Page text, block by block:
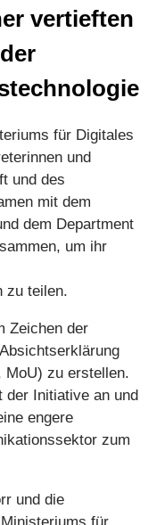
vertieften
für Digitales
und
und des
mit dem
dem Department
um ihr
zu teilen.
Zeichen der
MoU) zu erstellen.
der Initiative an und
engere
zum
und die